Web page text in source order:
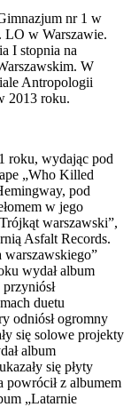
nr 1 w
LO w Warszawie.
I stopnia na
W
Antropologii
2013 roku.
roku, wydając pod
„Who Killed
pod
w jego
warszawski”,
Asfalt Records.
warszawskiego”
wydał album
duetu
odniósł ogromny
się solowe projekty
album
się płyty
powrócił z albumem
„Latarnie